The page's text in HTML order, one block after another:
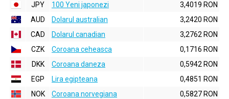
JPY
100 Yeni japonezi
3,4019 RON
AUD
Dolarul australian
3,2420 RON
CAD
Dolarul canadian
3,2762 RON
CZK
Coroana ceheasca
0,1716 RON
DKK
Coroana daneza
0,5942 RON
EGP
Lira egipteana
0,4851 RON
NOK
Coroana norvegiana
0,5827 RON